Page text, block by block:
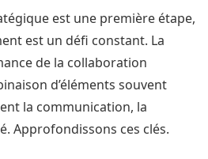
est une première étape,
est un défi constant. La
de la collaboration
d’éléments souvent
la communication, la
Approfondissons ces clés.